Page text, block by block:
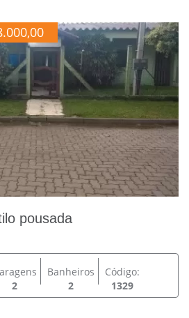
pousada
2
Banheiros
2
Código:
1329